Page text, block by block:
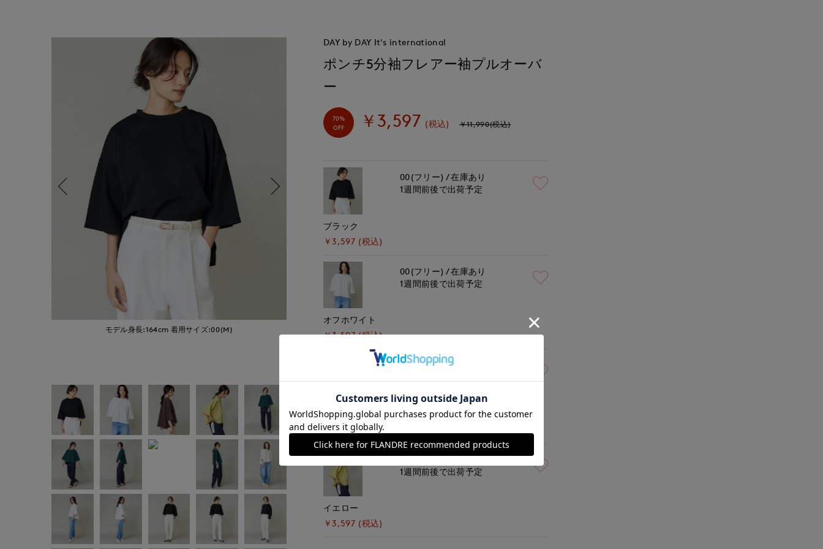
モデル身長:164cm 着用サイズ:00(M) モデル身長:164cm
DAY by DAY It's international
ポンチ5分袖フレアー袖プルオーバ
ー
70%
OFF
￥3,597 (税込) ￥11,990(税込)
ブラック
￥3,597 (税込)
00(フリー)
在庫あり
1週間前後で出荷予定
オフホワイト
￥3,597 (税込)
00(フリー)
在庫あり
1週間前後で出荷予定
ブラウン
￥3,597 (税込)
00(フリー)
残り1点
イエロー
￥3,597 (税込)
00(フリー)
在庫あり
1週間前後で出荷予定